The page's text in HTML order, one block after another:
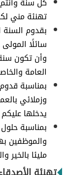
تهنئة مني
بقدوم السنة
سائلًا
وأن تكون سنة
العامة
بمناسبة
وزملائي
يدخلها
بمناسبة
والموظفين
مليئا بالخير